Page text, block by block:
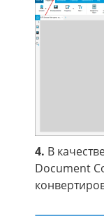
4. В
Document